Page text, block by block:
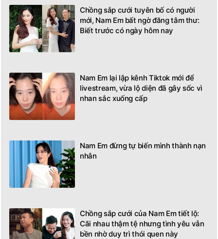
Chồng sắp cưới tuyên bố có người
mới, Nam Em bất ngờ đăng tâm thư:
Biết trước có ngày hôm nay
Nam Em lại lập kênh Tiktok mới để
livestream, vừa lộ diện đã gây sốc vì
nhan sắc xuống cấp
Nam Em đừng tự biến mình thành nạn
nhân
Chồng sắp cưới của Nam Em tiết lộ:
Cãi nhau thậm tệ nhưng tình yêu vẫn
bền nhờ duy trì thói quen này